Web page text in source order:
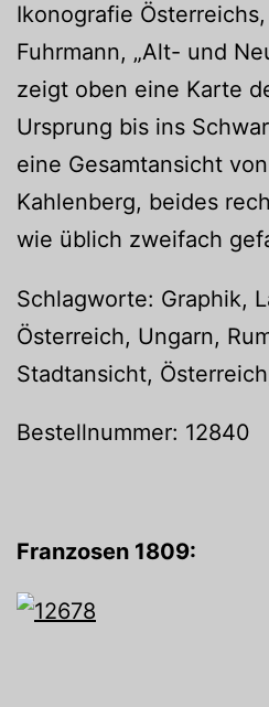
Ikonografie
Fuhrmann, „Alt- und
zeigt oben eine Karte
Ursprung bis ins
eine Gesamtansicht
Kahlenberg, beides
wie üblich zweifach
Schlagworte: Graphik,
Österreich, Ungarn,
Stadtansicht,
Bestellnummer: 12840
Franzosen 1809: